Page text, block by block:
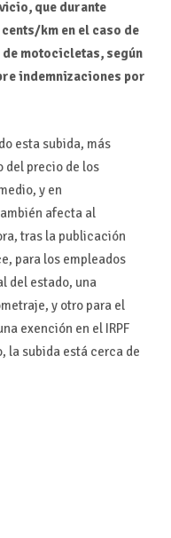
que durante
km en el caso de
motocicletas, según
indemnizaciones por
esta subida, más
del precio de los
y en
afecta al
tras la publicación
para los empleados
del estado, una
y otro para el
exención en el IRPF
la subida está cerca de